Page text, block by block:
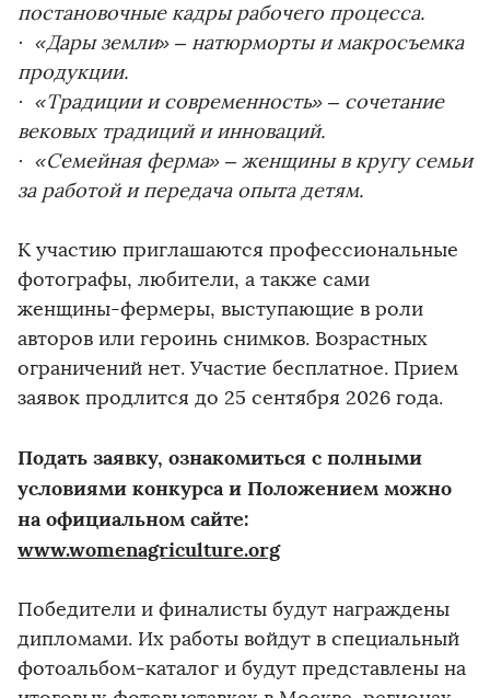
постановочные кадры рабочего процесса.
· «Дары земли» – натюрморты и макросъемка
продукции.
· «Традиции и современность» – сочетание
вековых традиций и инноваций.
· «Семейная ферма» – женщины в кругу семьи
за работой и передача опыта детям.
К участию приглашаются профессиональные
фотографы, любители, а также сами
женщины-фермеры, выступающие в роли
авторов или героинь снимков. Возрастных
ограничений нет. Участие бесплатное. Прием
заявок продлится до 25 сентября 2026 года.
Подать заявку, ознакомиться с полными
условиями конкурса и Положением можно
на официальном сайте:
www.womenagriculture.org
Победители и финалисты будут награждены
дипломами. Их работы войдут в специальный
фотоальбом-каталог и будут представлены на